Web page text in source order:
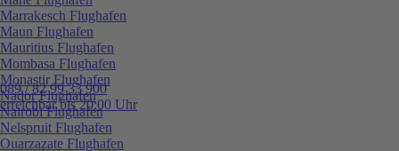
089 / 82 99 33 900
erreichbar bis 20:00 Uhr
Marrakesch Flughafen
Maun Flughafen
Mauritius Flughafen
Mombasa Flughafen
Monastir Flughafen
Nador Flughafen
Nairobi Flughafen
Nelspruit Flughafen
Ouarzazate Flughafen